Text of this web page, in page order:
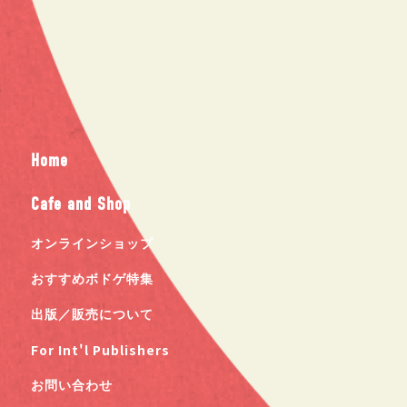
Home
Cafe and Shop
オンラインショップ
おすすめボドゲ特集
出版／販売について
For Int'l Publishers
お問い合わせ